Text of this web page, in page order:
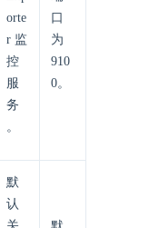
orte
r 监
控
服
务
。
口
为
910
0。
默
认